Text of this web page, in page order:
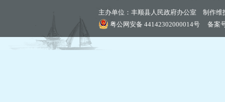
主办单位：丰顺县人民政府办公室 制作维
粤公网安备 44142302000014号
备案